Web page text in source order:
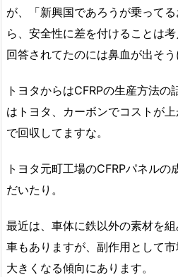
が、「新興国であろうが乗って
ら、安全性に差を付けることは
回答されてたのには鼻血が出そう
トヨタからはCFRPの生産方法
はトヨタ、カーボンでコストが
で回収してますな。
トヨタ元町工場のCFRPパネルの
だいたり。
最近は、車体に鉄以外の素材を
車もありますが、副作用として
大きくなる傾向にあります。